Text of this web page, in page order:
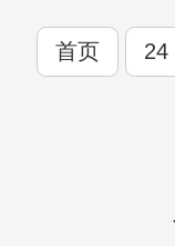
首页 24